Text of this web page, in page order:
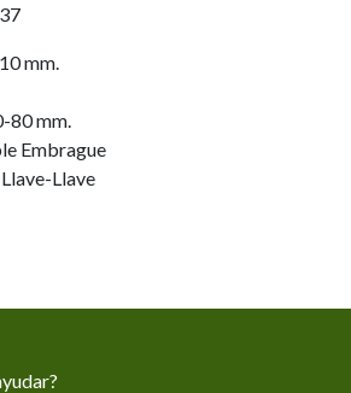
mm.
80 mm.
Embrague
Llave